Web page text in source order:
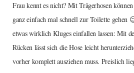
Frau kennt es nicht? Mit Trägerhosen
ganz einfach mal schnell zur Toilette gehen
etwas wirklich Kluges einfallen lassen: Mit
Rücken lässt sich die Hose leicht
vorher komplett ausziehen muss. Preislich